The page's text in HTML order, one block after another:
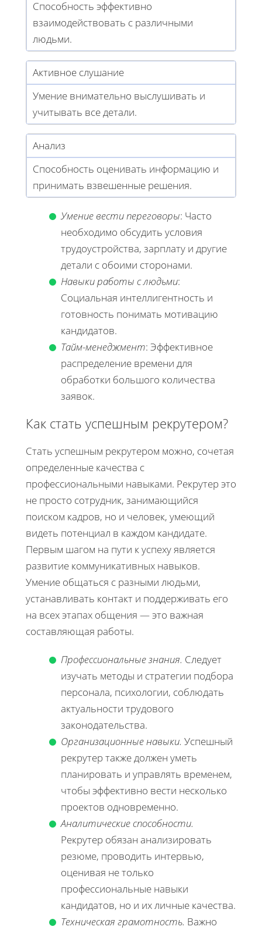
Способность эффективно
взаимодействовать с различными
людьми.
Активное слушание
Умение внимательно выслушивать и
учитывать все детали.
Анализ
Способность оценивать информацию и
принимать взвешенные решения.
Умение вести переговоры: Часто
необходимо обсудить условия
трудоустройства, зарплату и другие
детали с обоими сторонами.
Навыки работы с людьми:
Социальная интеллигентность и
готовность понимать мотивацию
кандидатов.
Тайм-менеджмент: Эффективное
распределение времени для
обработки большого количества
заявок.
Как стать успешным рекрутером?
Стать успешным рекрутером можно, сочетая
определенные качества с
профессиональными навыками. Рекрутер это
не просто сотрудник, занимающийся
поиском кадров, но и человек, умеющий
видеть потенциал в каждом кандидате.
Первым шагом на пути к успеху является
развитие коммуникативных навыков.
Умение общаться с разными людьми,
устанавливать контакт и поддерживать его
на всех этапах общения — это важная
составляющая работы.
Профессиональные знания. Следует
изучать методы и стратегии подбора
персонала, психологии, соблюдать
актуальности трудового
законодательства.
Организационные навыки. Успешный
рекрутер также должен уметь
планировать и управлять временем,
чтобы эффективно вести несколько
проектов одновременно.
Аналитические способности.
Рекрутер обязан анализировать
резюме, проводить интервью,
оценивая не только
профессиональные навыки
кандидатов, но и их личные качества.
Техническая грамотность. Важно